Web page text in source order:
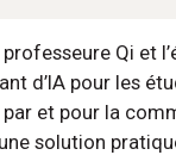
Qi et
d’IA pour les
et pour la
solution